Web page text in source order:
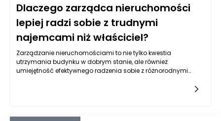
Dlaczego zarządca nieruchomości
lepiej radzi sobie z trudnymi
najemcami niż właściciel?
Zarządzanie nieruchomościami to nie tylko kwestia
utrzymania budynku w dobrym stanie, ale również
umiejętność efektywnego radzenia sobie z różnorodnymi
najemcami. Właściciele nieruchomości często napotykają na
sądowych. Zarządcy nieruchomości, z drugiej strony,